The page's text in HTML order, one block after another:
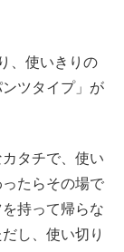
、使いきりの
ンツタイプ」が
タチで、使い
たらその場で
持って帰らな
し、使い切り